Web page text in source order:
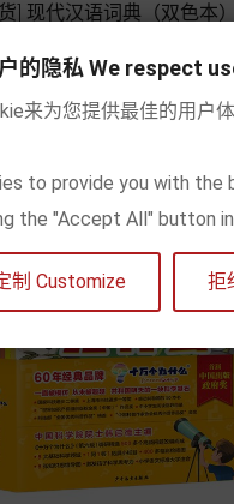
] 现代汉语词典（双色本）
Prix
22,90 €
 
Chariot
的隐私 We respect
来为您提供最佳的用户
to provide you with the
the "Accept All" button
制 Customize 拒